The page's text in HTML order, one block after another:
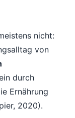
nicht:
von
durch
Ernährung
2020).